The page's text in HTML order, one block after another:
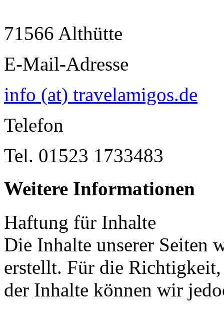
71566 Althütte
E-Mail-Adresse
info (at) travelamigos.de
Telefon
Tel. 01523 1733483
Weitere Informationen
Haftung für Inhalte
Die Inhalte unserer Seiten
erstellt. Für die
der Inhalte können wir